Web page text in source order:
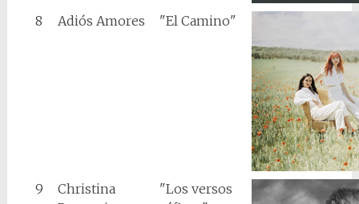
8 Adiós Amores "El Camino"
9
Christina
"Los versos